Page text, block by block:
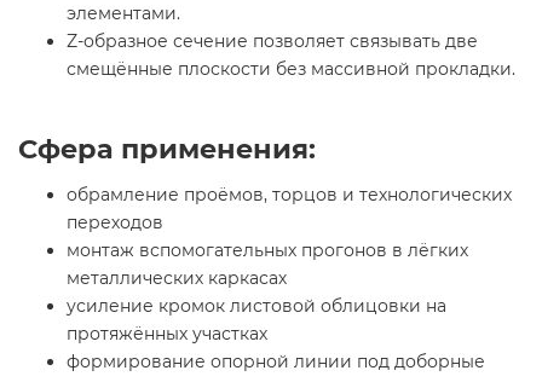
элементами.
Z-образное сечение позволяет связывать две
смещённые плоскости без массивной прокладки.
Сфера применения:
обрамление проёмов, торцов и технологических
переходов
монтаж вспомогательных прогонов в лёгких
металлических каркасах
усиление кромок листовой облицовки на
протяжённых участках
формирование опорной линии под доборные